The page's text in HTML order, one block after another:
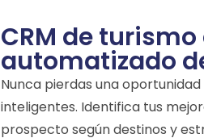
CRM de
automatizado
Nunca pierdas una
inteligentes. Identifica tus
prospecto según destinos y